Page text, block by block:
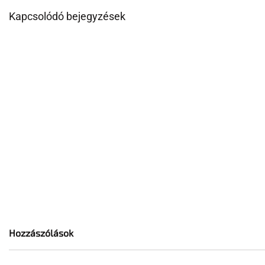
Kapcsolódó bejegyzések
Hozzászólások